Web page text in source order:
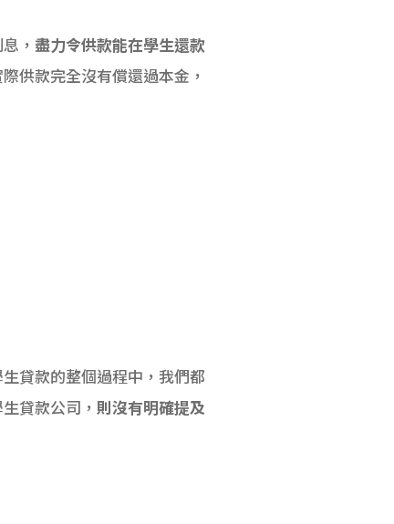
， 盡力令供款能在學生還款
供款完全沒有償還過本金，
貸款的整個過程中，我們都
貸款公司， 則沒有明確提及